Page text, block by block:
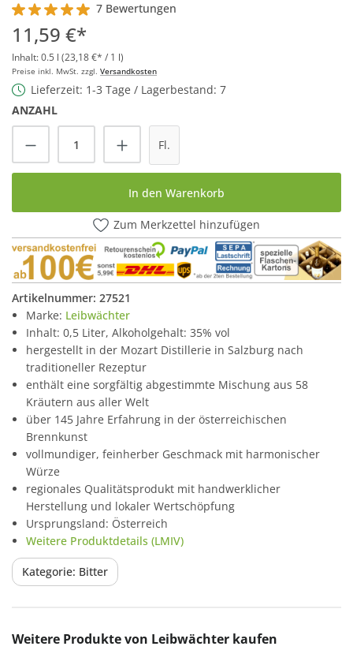
Durchschnittliche Bewertung von 5 von 5 Sternen
7 Bewertungen
11,59 €*
Inhalt:0.5 l (23,18 €* / 1 l)
Preise inkl. MwSt. zzgl. Versandkosten
Lieferzeit: 1-3 Tage / Lagerbestand: 7
ANZAHL
Produkt Anzahl: Gib den gewünschten
Fl.
In den Warenkorb
Zum Merkzettel hinzufügen
Artikelnummer: 27521
Marke: Leibwächter
Inhalt: 0,5 Liter, Alkoholgehalt: 35% vol
hergestellt in der Mozart Distillerie in Salzburg nach
traditioneller Rezeptur
enthält eine sorgfältig abgestimmte Mischung aus 58
Kräutern aus aller Welt
über 145 Jahre Erfahrung in der österreichischen
Brennkunst
vollmundiger, feinherber Geschmack mit harmonischer
Würze
regionales Qualitätsprodukt mit handwerklicher
Herstellung und lokaler Wertschöpfung
Ursprungsland: Österreich
Weitere Produktdetails (LMIV)
Kategorie: Bitter
Produktgalerie überspringen
Weitere Produkte von Leibwächter kaufen